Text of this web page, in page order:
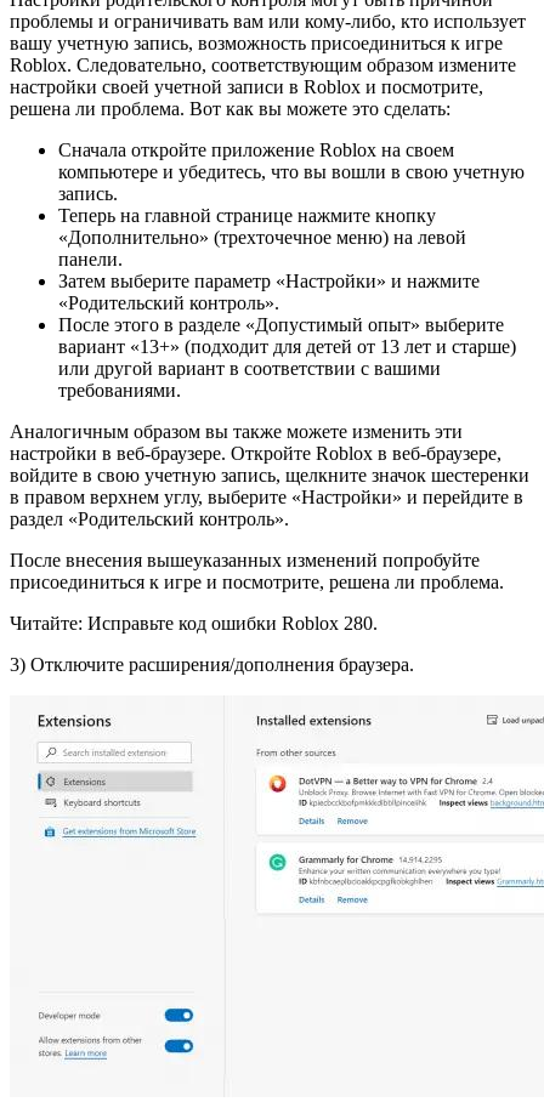
проблемы и ограничивать вам или кому-либо, кто использует
вашу учетную запись, возможность присоединиться к игре
Roblox. Следовательно, соответствующим образом измените
настройки своей учетной записи в Roblox и посмотрите,
решена ли проблема. Вот как вы можете это сделать:
Сначала откройте приложение Roblox на своем
компьютере и убедитесь, что вы вошли в свою учетную
запись.
Теперь на главной странице нажмите кнопку
«Дополнительно» (трехточечное меню) на левой
панели.
Затем выберите параметр «Настройки» и нажмите
«Родительский контроль».
После этого в разделе «Допустимый опыт» выберите
вариант «13+» (подходит для детей от 13 лет и старше)
или другой вариант в соответствии с вашими
требованиями.
Аналогичным образом вы также можете изменить эти
настройки в веб-браузере. Откройте Roblox в веб-браузере,
войдите в свою учетную запись, щелкните значок шестеренки
в правом верхнем углу, выберите «Настройки» и перейдите в
раздел «Родительский контроль».
После внесения вышеуказанных изменений попробуйте
присоединиться к игре и посмотрите, решена ли проблема.
Читайте: Исправьте код ошибки Roblox 280.
3) Отключите расширения/дополнения браузера.